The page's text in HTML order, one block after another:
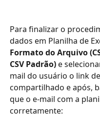
Para finalizar o
dados em Planilha de
Formato do Arquivo
CSV Padrão) e
mail do usuário o link
compartilhado e após,
que o e-mail com a
corretamente: